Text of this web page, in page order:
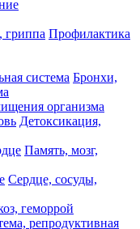
Профилактика
Бронхи,
организма
Детоксикация,
Память, мозг,
Сердце, сосуды,
геморрой